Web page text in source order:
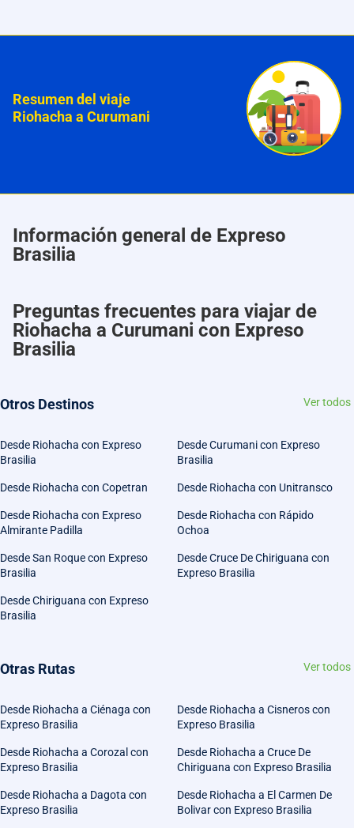
Resumen del viaje
Riohacha a Curumani
Información general de Expreso
Brasilia
Preguntas frecuentes para viajar de
Riohacha a Curumani con Expreso
Brasilia
Otros Destinos Ver todos
Desde Riohacha con Expreso
Brasilia
Desde Curumani con Expreso
Brasilia
Desde Riohacha con Copetran Desde Riohacha con Unitransco
Desde Riohacha con Expreso
Almirante Padilla
Desde Riohacha con Rápido
Ochoa
Desde San Roque con Expreso
Brasilia
Desde Cruce De Chiriguana con
Expreso Brasilia
Desde Chiriguana con Expreso
Brasilia
Otras Rutas Ver todos
Desde Riohacha a Ciénaga con
Expreso Brasilia
Desde Riohacha a Cisneros con
Expreso Brasilia
Desde Riohacha a Corozal con
Expreso Brasilia
Desde Riohacha a Cruce De
Chiriguana con Expreso Brasilia
Desde Riohacha a Dagota con
Expreso Brasilia
Desde Riohacha a El Carmen De
Bolivar con Expreso Brasilia